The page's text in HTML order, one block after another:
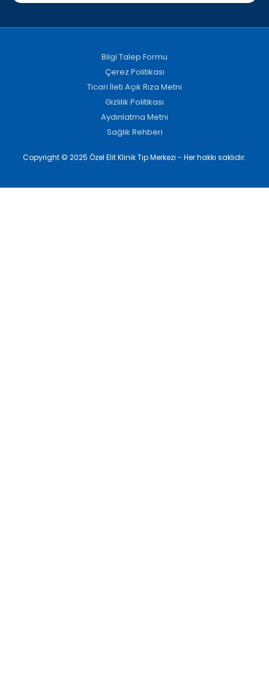
Bilgi Talep Formu
Çerez Politikası
Ticari İleti Açık Rıza Metni
Gizlilik Politikası
Aydınlatma Metni
Sağlık Rehberi
Copyright © 2025 Özel Elit Klinik Tıp Merkezi - Her hakkı saklıdır.